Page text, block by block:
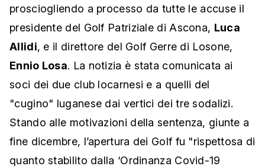
prosciogliendo a processo da tutte le accuse il
presidente del Golf Patriziale di Ascona, Luca
Allidi, e il direttore del Golf Gerre di Losone,
Ennio Losa. La notizia è stata comunicata ai
soci dei due club locarnesi e a quelli del
"cugino" luganese dai vertici dei tre sodalizi.
Stando alle motivazioni della sentenza, giunte a
fine dicembre, l’apertura dei Golf fu "rispettosa di
quanto stabilito dalla ‘Ordinanza Covid-19